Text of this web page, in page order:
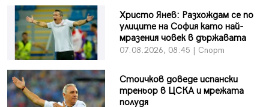
Христо Янев: Разхождам се по
улиците на София като най-
мразения човек в държавата
07.08.2026, 08:45 | Спорт
Стоичков доведе испански
треньор в ЦСКА и мрежата
полудя